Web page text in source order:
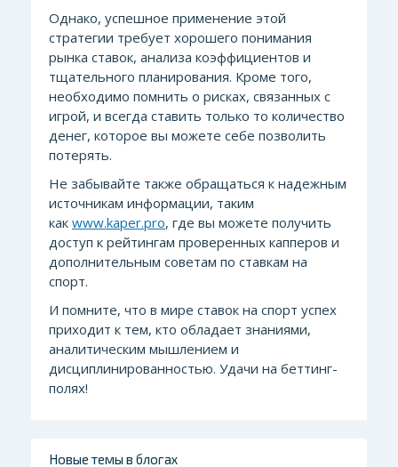
Однако, успешное применение этой
стратегии требует хорошего понимания
рынка ставок, анализа коэффициентов и
тщательного планирования. Кроме того,
необходимо помнить о рисках, связанных с
игрой, и всегда ставить только то количество
денег, которое вы можете себе позволить
потерять.
Не забывайте также обращаться к надежным
источникам информации, таким
как www.kaper.pro, где вы можете получить
доступ к рейтингам проверенных капперов и
дополнительным советам по ставкам на
спорт.
И помните, что в мире ставок на спорт успех
приходит к тем, кто обладает знаниями,
аналитическим мышлением и
дисциплинированностью. Удачи на беттинг-
полях!
Новые темы в блогах